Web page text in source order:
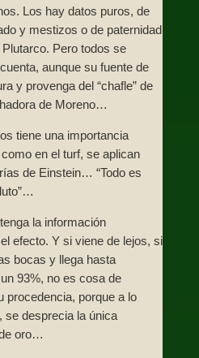
Los hay datos puros, de
y mestizos o de paternidad
Pero todos se
aunque su fuente de
y provenga del “chafle” de
de Moreno…
tiene una importancia
en el turf, se aplican
de Einstein… “Todo es
la información
efecto. Y si viene de lejos, si
bocas y llega hasta
93%, no es cosa de
procedencia, porque a lo
se desprecia la única
oro…